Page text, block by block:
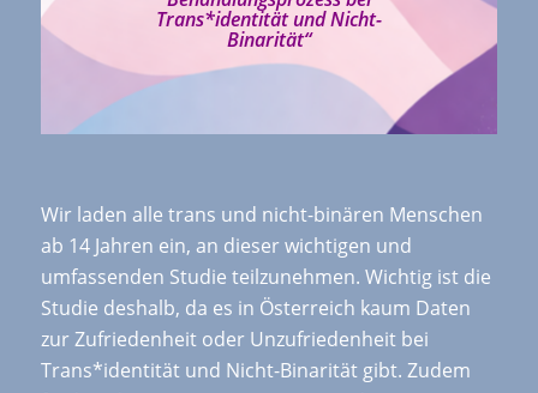
Trans*identität und Nicht-
Binarität“
Wir laden alle trans und nicht-binären Menschen
ab 14 Jahren ein, an dieser wichtigen und
umfassenden Studie teilzunehmen. Wichtig ist die
Studie deshalb, da es in Österreich kaum Daten
zur Zufriedenheit oder Unzufriedenheit bei
Trans*identität und Nicht-Binarität gibt. Zudem